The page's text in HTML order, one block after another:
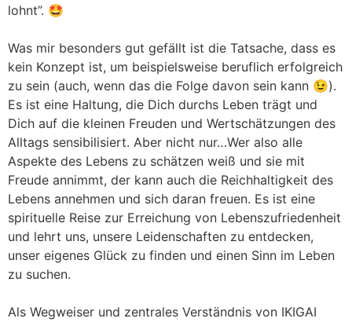
lohnt”. 🤩
Was mir besonders gut gefällt ist die Tatsache, dass es
kein Konzept ist, um beispielsweise beruflich erfolgreich
zu sein (auch, wenn das die Folge davon sein kann 😉).
Es ist eine Haltung, die Dich durchs Leben trägt und
Dich auf die kleinen Freuden und Wertschätzungen des
Alltags sensibilisiert. Aber nicht nur…Wer also alle
Aspekte des Lebens zu schätzen weiß und sie mit
Freude annimmt, der kann auch die Reichhaltigkeit des
Lebens annehmen und sich daran freuen. Es ist eine
spirituelle Reise zur Erreichung von Lebenszufriedenheit
und lehrt uns, unsere Leidenschaften zu entdecken,
unser eigenes Glück zu finden und einen Sinn im Leben
zu suchen.
Als Wegweiser und zentrales Verständnis von IKIGAI